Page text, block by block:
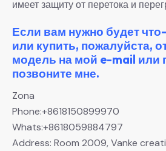
имеет защиту от перетока и
Если вам нужно будет
или купить, пожалуйста,
модель на мой e-mail или
позвоните мне.
Zona
Phone:+8618150899970
Whats:+8618059884797
Address: Room 2009, Vanke